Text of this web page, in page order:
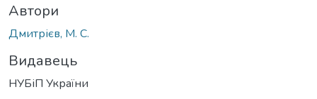
Автори
Дмитрієв, М. С.
Видавець
НУБіП України